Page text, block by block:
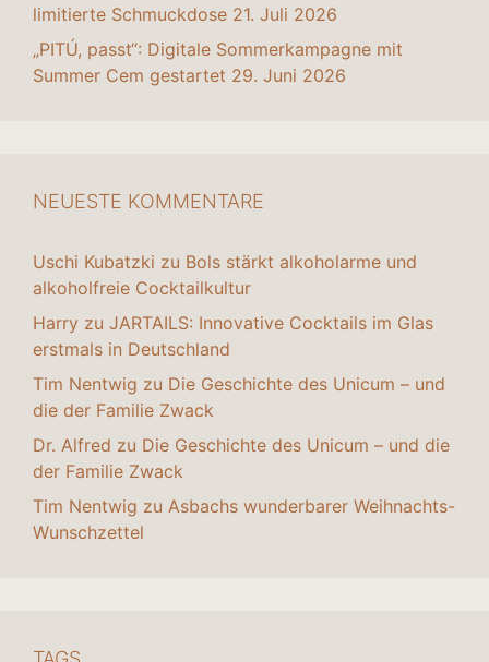
limitierte Schmuckdose 21. Juli 2026
„PITÚ, passt“: Digitale Sommerkampagne mit
Summer Cem gestartet 29. Juni 2026
NEUESTE KOMMENTARE
Uschi Kubatzki zu Bols stärkt alkoholarme und
alkoholfreie Cocktailkultur
Harry zu JARTAILS: Innovative Cocktails im Glas
erstmals in Deutschland
Tim Nentwig zu Die Geschichte des Unicum – und
die der Familie Zwack
Dr. Alfred zu Die Geschichte des Unicum – und die
der Familie Zwack
Tim Nentwig zu Asbachs wunderbarer Weihnachts-
Wunschzettel